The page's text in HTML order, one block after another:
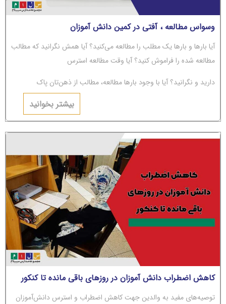
وسواس مطالعه ، آفتی در کمین دانش آموزان
آیا بارها و بارها یک مطلب را مطالعه می‌کنید؟ آیا همش نگرانید که مطالب
مطالعه شده را فراموش کنید؟ آیا وقت مطالعه استرس
دارید و نگرانید؟ آیا با وجود بارها مطالعه، مطالب از ذهن‌تان پاک
می‌شوند؟ اگر جواب‌تان مثبت است، باید بگوییم شما دچار
بیشتر بخوانید
کاهش اضطراب دانش آموزان در روزهای باقی مانده تا کنکور
توصیه‌های مفید به والدین جهت کاهش اضطراب و استرس دانش‌آموزان